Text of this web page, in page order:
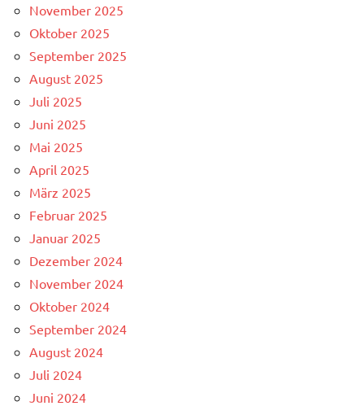
November 2025
Oktober 2025
September 2025
August 2025
Juli 2025
Juni 2025
Mai 2025
April 2025
März 2025
Februar 2025
Januar 2025
Dezember 2024
November 2024
Oktober 2024
September 2024
August 2024
Juli 2024
Juni 2024